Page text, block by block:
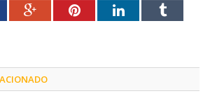
Google+PinterestLinkedInTumblr